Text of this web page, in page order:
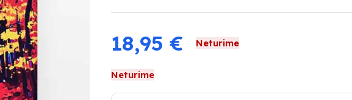
18,95 € Neturime
Neturime